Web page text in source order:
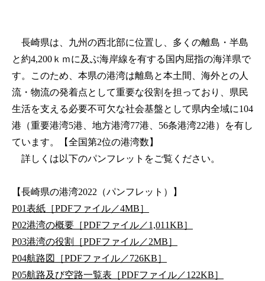
長崎県は、九州の西北部に位置し、多くの離島・半島
と約4,200ｋｍに及ぶ海岸線を有する国内屈指の海洋県で
す。このため、本県の港湾は離島と本土間、海外との人
流・物流の発着点として重要な役割を担っており、県民
生活を支える必要不可欠な社会基盤として県内全域に104
港（重要港湾5港、地方港湾77港、56条港湾22港）を有し
ています。【全国第2位の港湾数】
詳しくは以下のパンフレットをご覧ください。
【長崎県の港湾2022（パンフレット）】
P01表紙［PDFファイル／4MB］
P02港湾の概要［PDFファイル／1,011KB］
P03港湾の役割［PDFファイル／2MB］
P04航路図［PDFファイル／726KB］
P05航路及び空路一覧表［PDFファイル／122KB］